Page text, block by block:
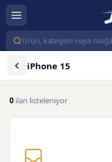
iPhone 15
0 ilan listeleniyor